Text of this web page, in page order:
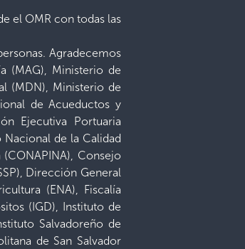
el OMR con todas las
Agradecemos
(MAG), Ministerio de
(MDN), Ministerio de
de Acueductos y
Ejecutiva Portuaria
de la Calidad
Consejo
Dirección General
(ENA), Fiscalía
(IGD), Instituto de
Salvadoreño de
de San Salvador